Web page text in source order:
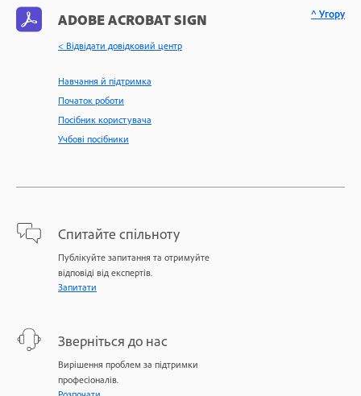
ADOBE ACROBAT SIGN
< Відвідати довідковий центр
Навчання й підтримка
Початок роботи
Посібник користувача
Учбові посібники
Спитайте спільноту
Публікуйте запитання та отримуйте
відповіді від експертів.
Запитати
Зверніться до нас
Вирішення проблем за підтримки
професіоналів.
^ Угору